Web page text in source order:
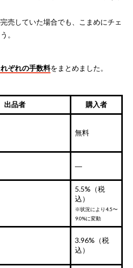
売していた場合でも、こまめにチェ
。
ぞれの手数料をまとめました。
出品者 購入者
無料
―
5.5%（税
込）
※状況により4.5〜
9.0%に変動
3.96%（税
込）